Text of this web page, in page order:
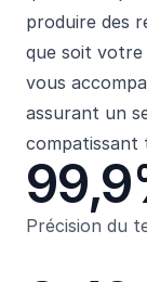
produire des
que soit
vous
assurant un
compatissant
Précision du